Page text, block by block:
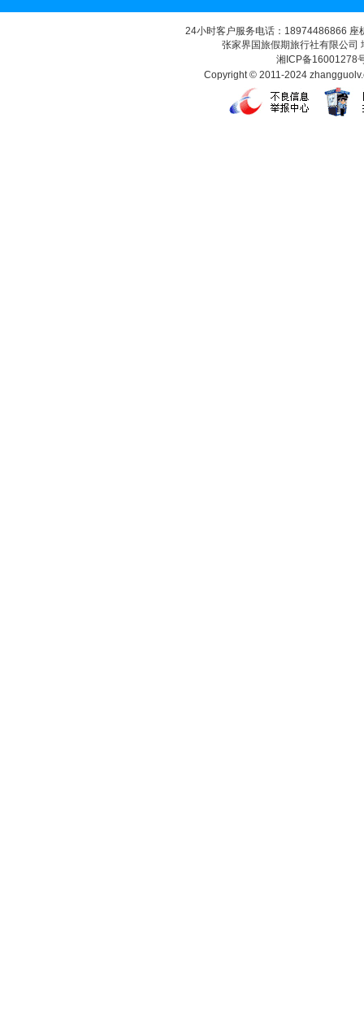
24小时客户服务电话：18974486866
张家界国旅假期旅行社有限公司
湘ICP备16001278
Copyright © 2011-2024